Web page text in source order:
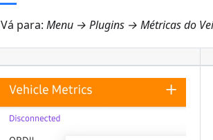
Vá para: Menu → Plugins → Métricas do